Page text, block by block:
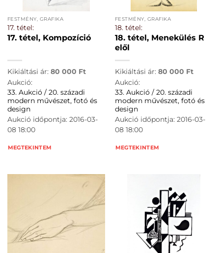
FESTMÉNY, GRAFIKA
17. tétel:
17. tétel, Kompozíció
Kikiáltási ár: 80 000 Ft
Aukció:
33. Aukció / 20. századi
modern művészet, fotó és
design
Aukció időpontja: 2016-03-
08 18:00
MEGTEKINTEM
FESTMÉNY, GRAFIKA
18. tétel:
18. tétel, Menekülés R
elől
Kikiáltási ár: 80 000 Ft
Aukció:
33. Aukció / 20. századi
modern művészet, fotó és
design
Aukció időpontja: 2016-03-
08 18:00
MEGTEKINTEM